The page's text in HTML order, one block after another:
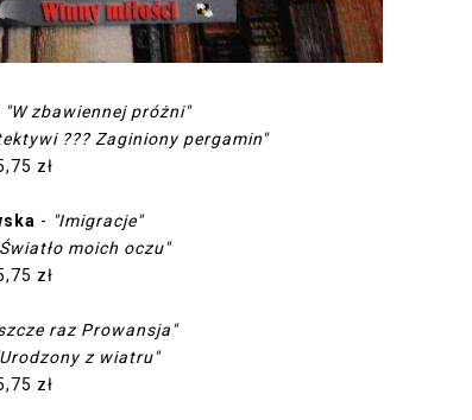
"W zbawiennej próżni"
??? Zaginiony pergamin"
zł
- "Imigracje"
moich oczu"
zł
raz Prowansja"
z wiatru"
zł